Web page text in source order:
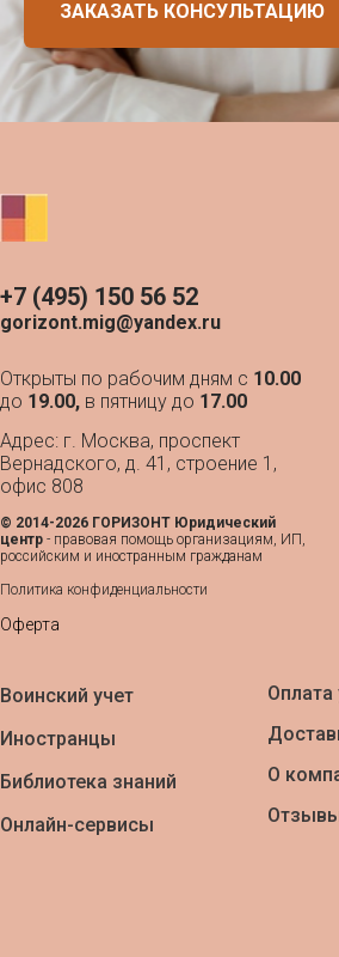
ЗАКАЗАТЬ КОНСУЛЬТАЦИЮ
+7 (495) 150 56 52
gorizont.mig@yandex.ru
Открыты по рабочим дням с 10.00
до 19.00, в пятницу до 17.00
Адрес: г. Москва, проспект
Вернадского, д. 41, строение 1,
офис 808
© 2014-2026 ГОРИЗОНТ Юридический
центр - правовая помощь организациям, ИП,
российским и иностранным гражданам
Политика конфиденциальности
Оферта
Воинский учет
Иностранцы
Библиотека знаний
Онлайн-сервисы
Оплата
О